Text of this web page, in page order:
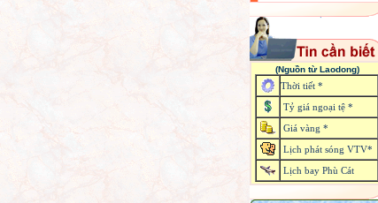
(Nguồn từ Laodong)
Thời tiết *
Tỷ giá ngoại tệ *
Giá vàng *
Lịch phát sóng VTV*
Lịch bay Phù Cát